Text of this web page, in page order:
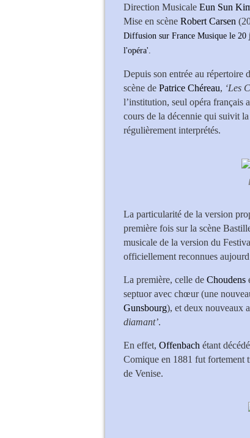
Direction Musicale Eun Sun
Mise en scène Robert Carsen
Diffusion sur France Musique le 20
l'opéra'.
Depuis son entrée au répertoire
scène de Patrice Chéreau, ‘Les
l’institution, seul opéra français
cours de la décennie qui suivit
régulièrement interprétés.
La particularité de la version
première fois sur la scène
musicale de la version du
officiellement reconnues
La première, celle de Choudens
septuor avec chœur (une
Gunsbourg), et deux nouveaux
diamant’.
En effet, Offenbach étant
Comique en 1881 fut fortement
de Venise.